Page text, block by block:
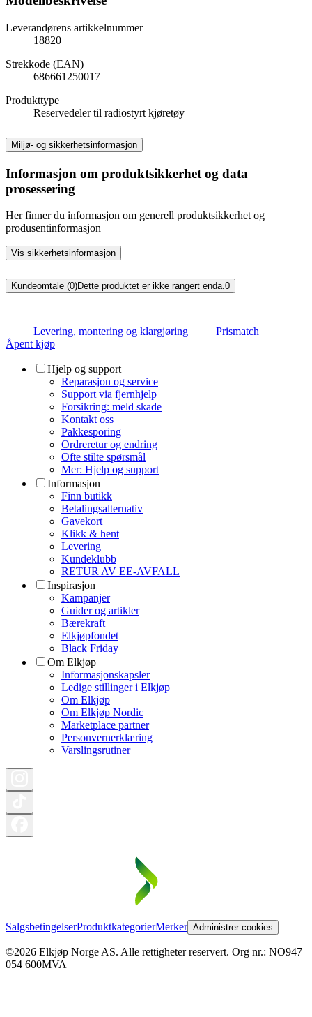
Leverandørens artikkelnummer
18820
Strekkode (EAN)
686661250017
Produkttype
Reservedeler til radiostyrt kjøretøy
Miljø- og sikkerhetsinformasjon
Informasjon om produktsikkerhet og data
prosessering
Her finner du informasjon om generell produktsikkerhet og
produsentinformasjon
Vis sikkerhetsinformasjon
Kundeomtale (0)Dette produktet er ikke rangert enda.0
Levering, montering og klargjøring
Prismatch
Åpent kjøp
Hjelp og support
Reparasjon og service
Support via fjernhjelp
Forsikring: meld skade
Kontakt oss
Pakkesporing
Ordreretur og endring
Ofte stilte spørsmål
Mer: Hjelp og support
Informasjon
Finn butikk
Betalingsalternativ
Gavekort
Klikk & hent
Levering
Kundeklubb
RETUR AV EE-AVFALL
Inspirasjon
Kampanjer
Guider og artikler
Bærekraft
Elkjøpfondet
Black Friday
Om Elkjøp
Informasjonskapsler
Ledige stillinger i Elkjøp
Om Elkjøp
Om Elkjøp Nordic
Marketplace partner
Personvernerklæring
Varslingsrutiner
SalgsbetingelserProduktkategorierMerker Administrer cookies
©2026 Elkjøp Norge AS. Alle rettigheter reservert. Org nr.: NO947
054 600MVA